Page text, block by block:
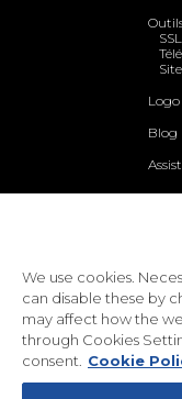
SSL
Logo
Blog
Qui
Politique de
Politique
Toll-free: 1-888-
We use cookies.
can disable these by
may affect how the
through Cookies
consent.
Cookie